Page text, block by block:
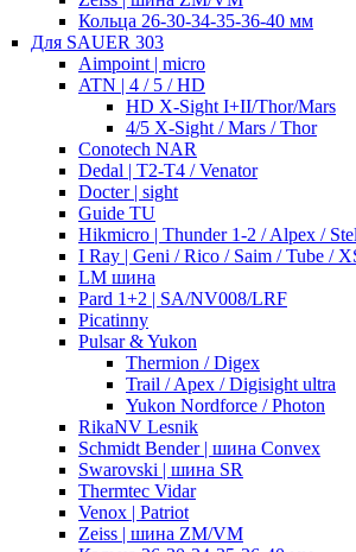
Кольца 26-30-34-35-36-40 мм
Для SAUER 303
Aimpoint | micro
ATN | 4 / 5 / HD
HD X-Sight I+II/Thor/Mars
4/5 X-Sight / Mars / Thor
Conotech NAR
Dedal | T2-T4 / Venator
Docter | sight
Guide TU
Hikmicro | Thunder 1-2 / Alpex /
I Ray | Geni / Rico / Saim / Tube /
LM шина
Pard 1+2 | SA/NV008/LRF
Picatinny
Pulsar & Yukon
Thermion / Digex
Trail / Apex / Digisight ultra
Yukon Nordforce / Photon
RikaNV Lesnik
Schmidt Bender | шина Convex
Swarovski | шина SR
Thermtec Vidar
Venox | Patriot
Zeiss | шина ZM/VM